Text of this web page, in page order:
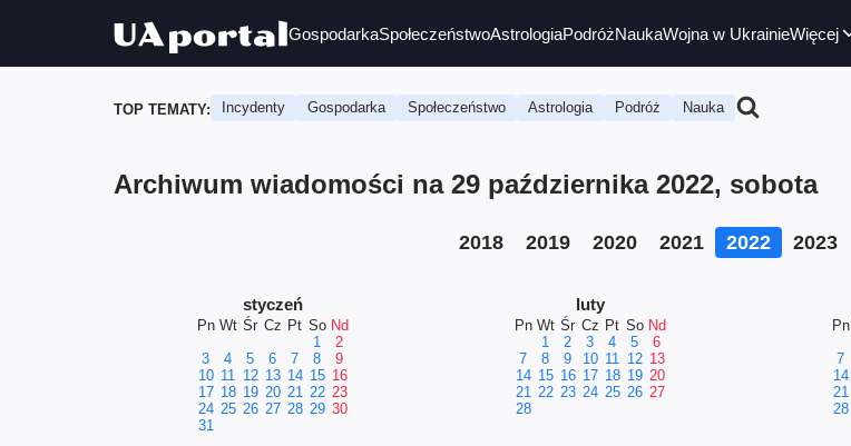
GospodarkaSpołeczeństwoAstrologiaPodróżNaukaWojna w UkrainieWięcej
TOP TEMATY: Incydenty Gospodarka Społeczeństwo Astrologia Podróż Nauka
Archiwum wiadomości na 29 października 2022, sobota
2018 2019 2020 2021 2022 2023
styczeń
Pn Wt Śr Cz Pt So Nd
1
2
3
4 5 6 7 8
9
10 11 12 13 14 15 16
17 18 19 20 21 22 23
24 25 26 27 28 29 30
31
luty
Pn Wt Śr Cz Pt So Nd
1
2 3 4 5
6
7
8 9 10 11 12 13
14 15 16 17 18 19 20
21 22 23 24 25 26 27
28
Pn
7
14
21
28